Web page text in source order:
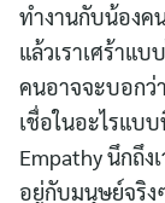
ทำงานกับน้องค
แล้วเราเศร้าแบ
คนอาจจะบอกว่
เชื่อในอะไรแบ
Empathy นึกถึง
อยู่กับมนุษย์จริง